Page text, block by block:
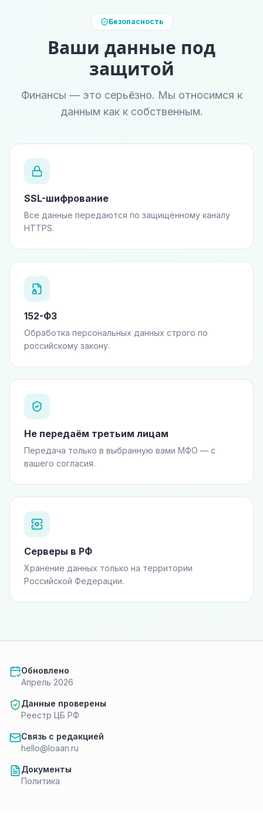
Безопасность
Ваши данные под
защитой
Финансы — это серьёзно. Мы относимся к
данным как к собственным.
SSL-шифрование
Все данные передаются по защищённому каналу
HTTPS.
152-ФЗ
Обработка персональных данных строго по
российскому закону.
Не передаём третьим лицам
Передача только в выбранную вами МФО — с
вашего согласия.
Серверы в РФ
Хранение данных только на территории
Российской Федерации.
Обновлено
Апрель 2026
Данные проверены
Реестр ЦБ РФ
Связь с редакцией
hello@loaan.ru
Документы
Политика